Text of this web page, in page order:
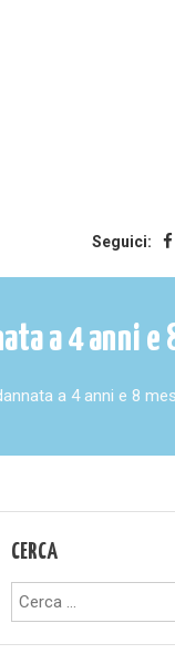
Seguici:
a 4 anni e
a 4 anni e 8
CERCA